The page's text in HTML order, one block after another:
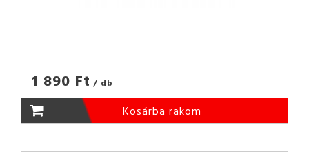
1 890 Ft / db
Kosárba rakom